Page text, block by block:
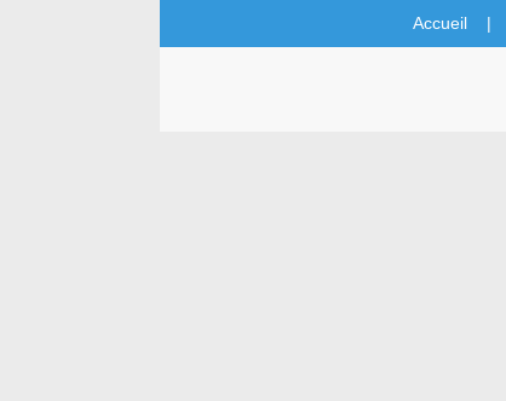
Accueil |